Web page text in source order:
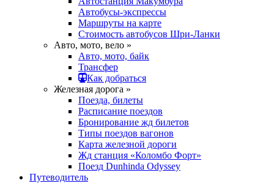
Автобусы-экспрессы
Маршруты на карте
Стоимость автобусов Шри-Ланки
Авто, мото, вело »
Авто, мото, байк
Трансфер
Как добраться
Железная дорога »
Поезда, билеты
Расписание поездов
Бронирование жд билетов
Типы поездов вагонов
Карта железной дороги
Жд станция «Коломбо Форт»
Поезд Dunhinda Odyssey
Путеводитель